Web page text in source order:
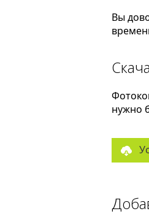
Вы
нужно